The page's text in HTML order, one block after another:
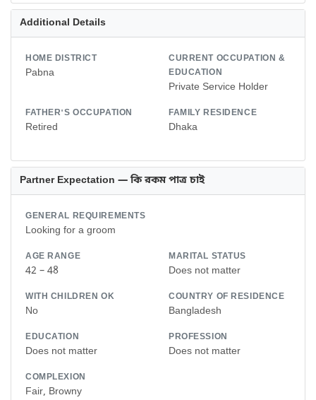
Additional Details
HOME DISTRICT
Pabna
CURRENT OCCUPATION &
EDUCATION
Private Service Holder
FATHER'S OCCUPATION
Retired
FAMILY RESIDENCE
Dhaka
Partner Expectation — কি রকম পাত্র চাই
GENERAL REQUIREMENTS
Looking for a groom
AGE RANGE
42 – 48
MARITAL STATUS
Does not matter
WITH CHILDREN OK
No
COUNTRY OF RESIDENCE
Bangladesh
EDUCATION
Does not matter
PROFESSION
Does not matter
COMPLEXION
Fair, Browny